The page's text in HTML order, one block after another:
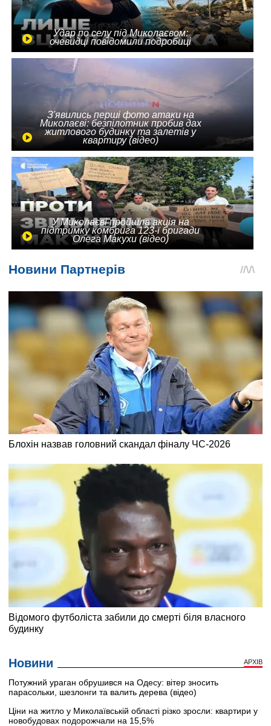
Удар по селу під Миколаєвом:
очевидці повідомили подробиці
З'явились перші фото атаки на
Миколаєві: безпілотник пробив дах
житлового будинку та залетів у
квартиру (відео)
У Миколаєві пройшла акція на
підтримку комбрига 123-ї бригади
Олега Макухи (відео)
Новини АРХІВ
Потужний ураган обрушився на Одесу: вітер зносить
парасольки, шезлонги та валить дерева (відео)
Ціни на житло у Миколаївській області різко зросли: квартири у
новобудовах подорожчали на 15,5%